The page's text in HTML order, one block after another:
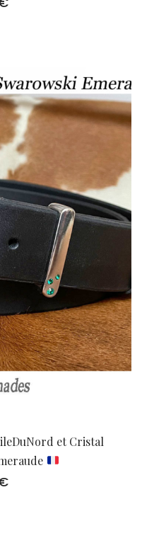
et Cristal